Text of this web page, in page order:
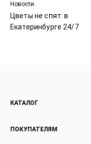
Новости:
Цветы не спят: в
Екатеринбурге 24/7
КАТАЛОГ
Розы
ПОКУПАТЕЛЯМ